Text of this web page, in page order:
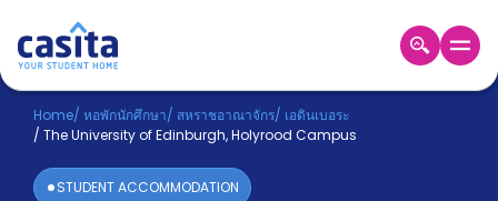
Home TH GBP
เข้าสู่
ระบบ
Home/ หอพักนักศึกษา/ สหราชอาณาจักร/ เอดินเบอระ
/ The University of Edinburgh, Holyrood Campus
STUDENT ACCOMMODATION